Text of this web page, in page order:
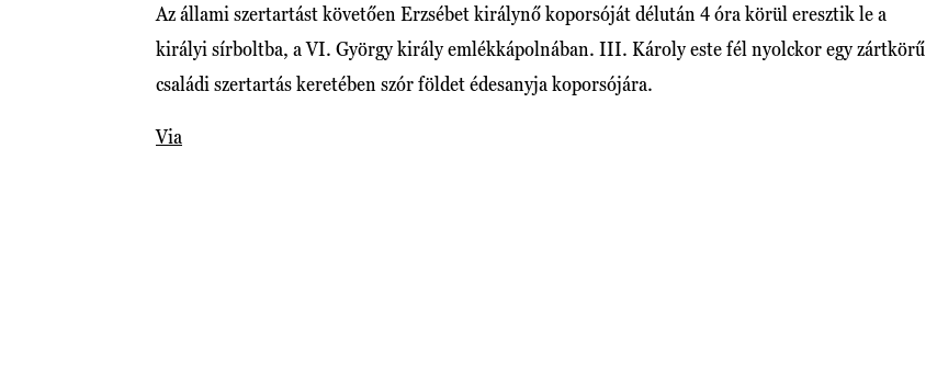
Az állami szertartást követően Erzsébet királynő koporsóját délután 4 óra körül eresztik le a
királyi sírboltba, a VI. György király emlékkápolnában. III. Károly este fél nyolckor egy zártkörű
családi szertartás keretében szór földet édesanyja koporsójára.
Via